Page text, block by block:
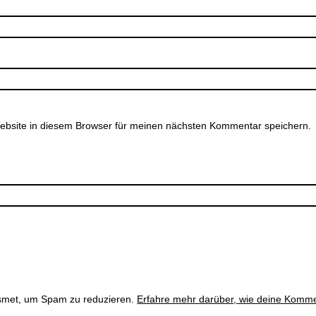
in diesem Browser für meinen nächsten Kommentar speichern.
um Spam zu reduzieren. Erfahre mehr darüber, wie deine